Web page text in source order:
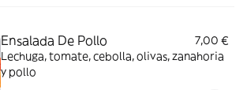
Ensalada De Pollo
7,00 €
Lechuga, tomate, cebolla, olivas, zanahoria
y pollo